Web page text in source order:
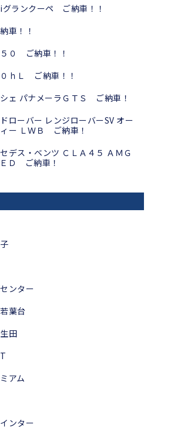
ランクーペ ご納車！！
車！！
０ ご納車！！
ｈＬ ご納車！！
ェ パナメーラＧＴＳ ご納車！
ローバー レンジローバーSV オー
ー ＬＷＢ ご納車！
デス・ベンツ ＣＬＡ４５ ＡＭＧ
Ｄ ご納車！
ンター
葉台
田
アム
ンター